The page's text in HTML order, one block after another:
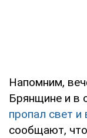
Напомним,
Брянщине и в
пропал свет и
сообщают, что